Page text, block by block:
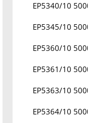
EP5340/10
EP5345/10
EP5360/10
EP5361/10
EP5363/10
EP5364/10